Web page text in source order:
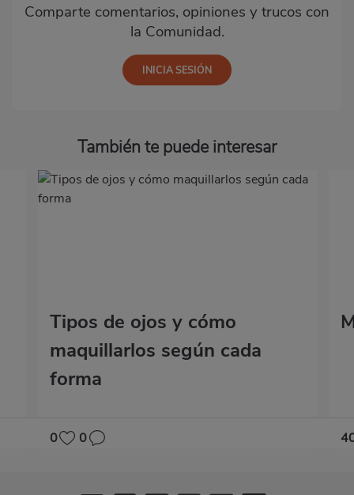
Comparte comentarios, opiniones y trucos con
la Comunidad.
También te puede interesar
Tipos de ojos y cómo
maquillarlos según cada
forma
0 0